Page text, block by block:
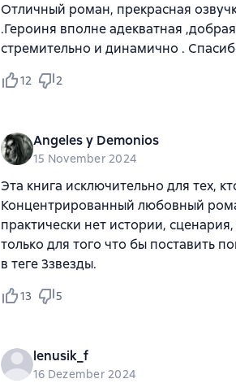
Отличный роман, прекрасная
.Героиня вполне адекватная
стремительно и динамично .
12 2
Angeles y Demonios
15 November 2024
Эта книга исключительно для тех,
Концентрированный любовный
практически нет истории,
только для того что бы поставить
в теге 3звезды.
13 5
lenusik_f
16 Dezember 2024